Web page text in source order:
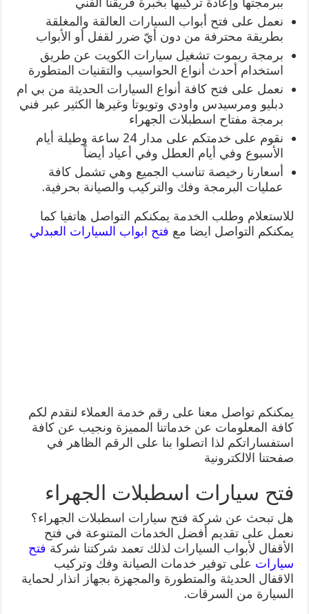
نعمل على فتح أبواب السيارات العالقة والمغلقة
بطريقة محترفة من دون أيّ ضرر لقفل أو الأبواب
برمجة ريموت تشغيل سيارات الكويت عن طريق
استخدام أحدث أنواع الحواسيب والتقنيات المتطورة
نعمل على فتح كافة أنواع السيارات الحديثة من بي ام
دبليو ومرسيدس واودي وتويوتا وغيرها الكثير عبر فني
برمجة مفتاح اسطبلات الجهراء
نقوم على خدمتكم على مدار 24 ساعة وطيلة أيام
الأسبوع وفي أيام العطل وفي أعياد أيضاً
أسعارنا رخيصة تناسب الجميع وهي تشمل كافة
عمليات البرمجة وفك والتركيب والصيانة بحرفية.
للاستعلام وطلب الخدمة يمكنكم التواصل هاتفيا كما
يمكنكم التواصل ايضا مع فتح ابواب السيارات العبدلي
يمكنكم تواصل معنا على رقم خدمة العملاء لنقدم لكم
كافة المعلومات عن خدماتنا المميزة ونجيب عن كافة
استفساراتكم لذا اتصلوا بنا على الرقم الظاهر في
صفحتنا الالكترونية
فتح سيارات اسطبلات الجهراء
هل تبحث عن شركة فتح سيارات اسطبلات الجهراء؟
نعمل على تقديم أفضل الخدمات المتنوعة في فتح
الأقفال لأبواب السيارات لذلك تعمد شركتنا شركة فتح
سيارات على توفير خدمات الصيانة وفك وتركيب
الاقفال الحديثة والمتطورة والمجهزة بجهاز انذار لحماية
السيارة من السرقات.